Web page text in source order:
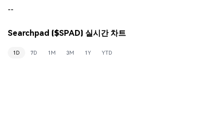
--
Searchpad ($SPAD) 실시간 차트
1D 7D 1M 3M 1Y YTD